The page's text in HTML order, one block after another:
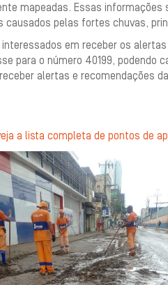
mapeadas. Essas
causados pelas fortes chuvas,
interessados em receber os
para o número 40199, podendo
alertas e recomendações
a lista completa de pontos de